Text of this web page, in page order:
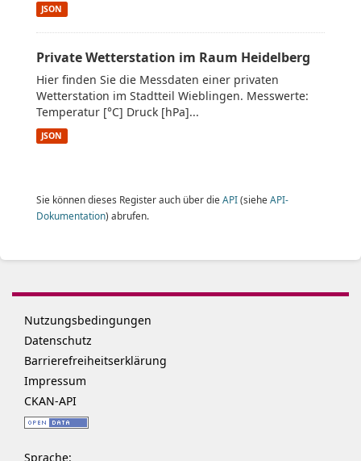
JSON
Private Wetterstation im Raum Heidelberg
Hier finden Sie die Messdaten einer privaten
Wetterstation im Stadtteil Wieblingen. Messwerte:
Temperatur [°C] Druck [hPa]...
JSON
Sie können dieses Register auch über die API(siehe API-
Dokumentation) abrufen.
Nutzungsbedingungen
Datenschutz
Barrierefreiheitserklärung
Impressum
CKAN-API
Sprache